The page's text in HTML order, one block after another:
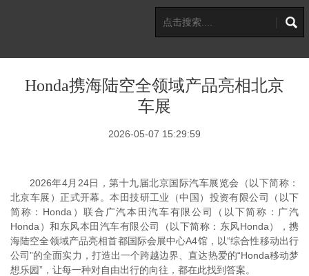
Honda携海陆空全领域产品亮相北京
车展
2026-05-07 15:29:59
2026年4月24日，第十九届北京国际汽车展览会（以下简称：
北京车展）正式开幕。本田技研工业（中国）投资有限公司（以下
简称：Honda）联合广汽本田汽车有限公司（以下简称： 广汽
Honda）和东风本田汽车有限公司（以下简称：东风Honda），携
海陆空全领域产品亮相首都国际会展中心A4馆，以“综合性移动出行
公司”的全面实力，打造出一个跨越边界、直达热爱的“Honda移动梦
想乐园”，让每一种对自由出行的向往，都在此找到答案。